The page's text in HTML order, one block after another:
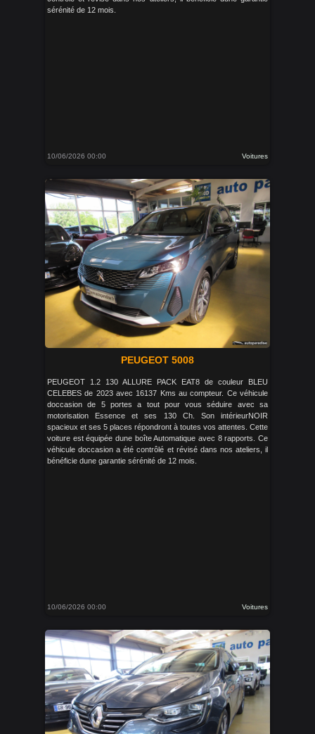
sérénité de 12 mois.
10/06/2026 00:00 Voitures
PEUGEOT 5008
PEUGEOT 1.2 130 ALLURE PACK EAT8 de couleur BLEU
CELEBES de 2023 avec 16137 Kms au compteur. Ce véhicule
doccasion de 5 portes a tout pour vous séduire avec sa
motorisation Essence et ses 130 Ch. Son intérieurNOIR
spacieux et ses 5 places répondront à toutes vos attentes. Cette
voiture est équipée dune boîte Automatique avec 8 rapports. Ce
véhicule doccasion a été contrôlé et révisé dans nos ateliers, il
bénéficie dune garantie sérénité de 12 mois.
10/06/2026 00:00 Voitures